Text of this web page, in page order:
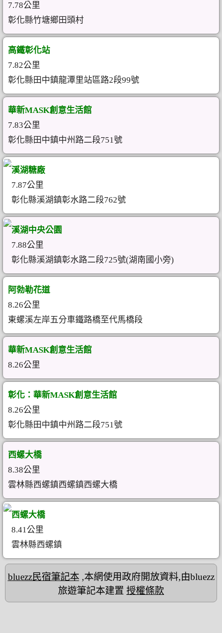
7.78公里
彰化縣竹塘鄉田頭村
高鐵彰化站
7.82公里
彰化縣田中鎮龍潭里站區路2段99號
華新MASK創意生活館
7.83公里
彰化縣田中鎮中州路二段751號
溪湖糖廠
7.87公里
彰化縣溪湖鎮彰水路二段762號
溪湖中央公園
7.88公里
彰化縣溪湖鎮彰水路二段725號(湖南國小旁)
阿勃勒花道
8.26公里
東螺溪左岸五分車鐵路橋至代馬橋段
華新MASK創意生活館
8.26公里
彰化：華新MASK創意生活館
8.26公里
彰化縣田中鎮中州路二段751號
西螺大橋
8.38公里
雲林縣西螺鎮西螺鎮西螺大橋
西螺大橋
8.41公里
雲林縣西螺鎮
bluezz民宿筆記本,本網使用政府開放資料,由bluezz
旅遊筆記本建置 授權條款